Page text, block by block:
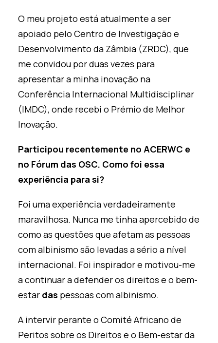
O meu projeto está atualmente a ser
apoiado pelo Centro de Investigação e
Desenvolvimento da Zâmbia (ZRDC), que
me convidou por duas vezes para
apresentar a minha inovação na
Conferência Internacional Multidisciplinar
(IMDC), onde recebi o Prémio de Melhor
Inovação.
Participou recentemente no ACERWC e
no Fórum das OSC. Como foi essa
experiência para si?
Foi uma experiência verdadeiramente
maravilhosa. Nunca me tinha apercebido de
como as questões que afetam as pessoas
com albinismo são levadas a sério a nível
internacional. Foi inspirador e motivou-me
a continuar a defender os direitos e o bem-
estar das pessoas com albinismo.
A intervir perante o Comité Africano de
Peritos sobre os Direitos e o Bem-estar da